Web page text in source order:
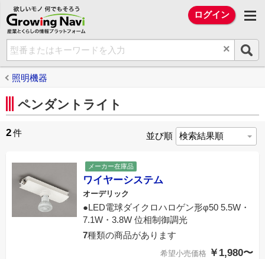
欲しいモノ 何でもそろう Growing Navi（
ログイン
×
照明機器
ペンダントライト
2件 並び順
メーカー在庫品
ワイヤーシステム
オーデリック
●LED電球ダイクロハロゲン形φ50 5.5W・
7.1W・3.8W 位相制御調光
7種類の商品があります
希望小売価格 ￥1,980〜